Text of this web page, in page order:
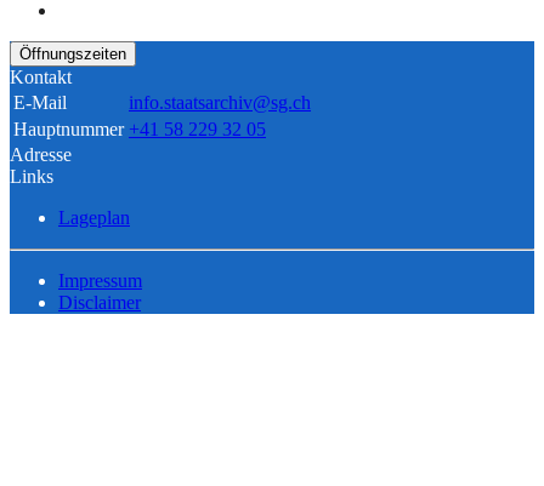
Öffnungszeiten
Kontakt
E-Mail
info.staatsarchiv@sg.ch
Hauptnummer +41 58 229 32 05
Adresse
Links
Lageplan
Impressum
Disclaimer